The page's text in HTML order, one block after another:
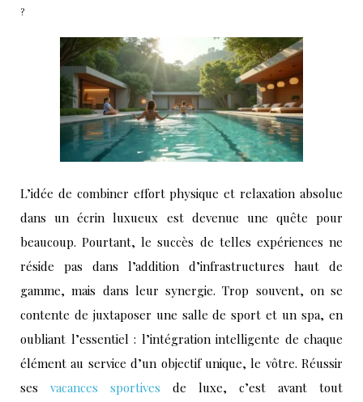
?
L’idée de combiner effort physique et relaxation absolue
dans un écrin luxueux est devenue une quête pour
beaucoup. Pourtant, le succès de telles expériences ne
réside pas dans l’addition d’infrastructures haut de
gamme, mais dans leur synergie. Trop souvent, on se
contente de juxtaposer une salle de sport et un spa, en
oubliant l’essentiel : l’intégration intelligente de chaque
élément au service d’un objectif unique, le vôtre. Réussir
ses vacances sportives de luxe, c’est avant tout